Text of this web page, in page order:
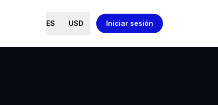
ES USD Iniciar sesión